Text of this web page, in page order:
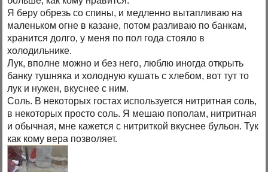
Я беру обрезь со спины, и медленно вытапливаю на
маленьком огне в казане, потом разливаю по банкам,
хранится долго, у меня по пол года стояло в
холодильнике.
Лук, вполне можно и без него, люблю иногда открыть
банку тушняка и холодную кушать с хлебом, вот тут то
лук и нужен, вкуснее с ним.
Соль. В некоторых гостах используется нитритная соль,
в некоторых просто соль. Я мешаю пополам, нитритная
и обычная, мне кажется с нитриткой вкуснее бульон. Тук
как кому вера позволяет.